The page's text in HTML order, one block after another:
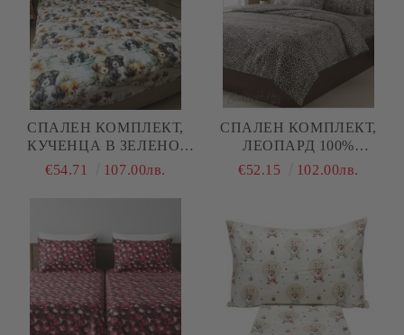
СПАЛЕН КОМПЛЕКТ,
КУЧЕНЦА В ЗЕЛЕНО,
100% ПАМУК/ 5Д,
€54.71 107.00лв.
СПАЛЕН КОМПЛЕКТ,
ЛЕОПАРД 100%
НАТУРАЛЕН ПАМУК
€52.15 102.00лв.